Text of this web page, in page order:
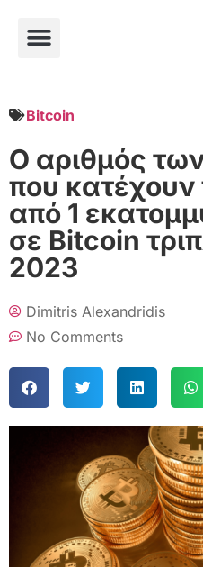
Bitcoin
Ο αριθμός
που κατέχουν
από 1
σε Bitcoin
2023
Dimitris Alexandridis
No Comments